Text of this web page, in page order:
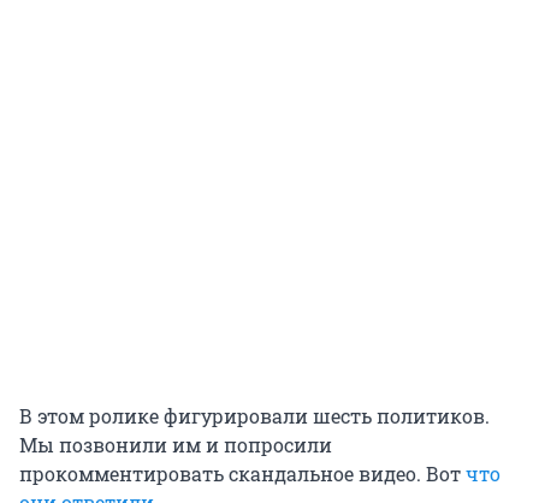
В этом ролике фигурировали шесть политиков.
Мы позвонили им и попросили
прокомментировать скандальное видео. Вотчто